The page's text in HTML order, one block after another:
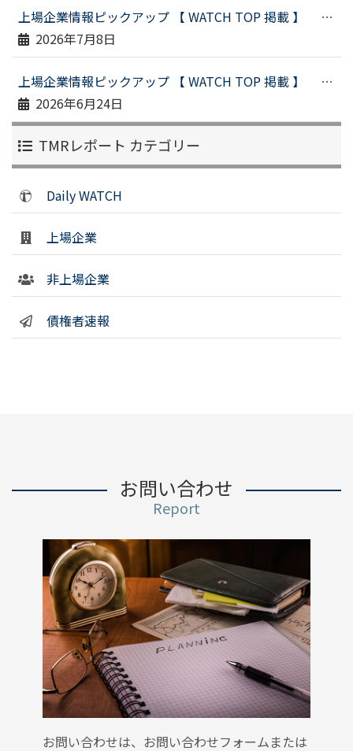
上場企業情報ピックアップ 【 WATCH TOP 掲載 】 （令和８年６月２９日配信）
2026年7月8日
上場企業情報ピックアップ 【 WATCH TOP 掲載 】 （令和８年６月１９日配信）
2026年6月24日
TMRレポート カテゴリー
Daily WATCH
上場企業
非上場企業
債権者速報
お問い合わせ
Report
お問い合わせは、お問い合わせフォームまたは